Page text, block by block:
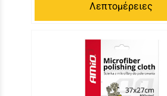
Λεπτομέρειες